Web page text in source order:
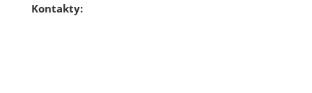
Kontakty: